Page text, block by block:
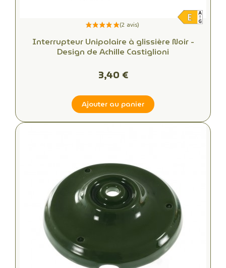
Interrupteur Unipolaire à glissière Noir -
Design de Achille Castiglioni
3,40 €
Ajouter au panier